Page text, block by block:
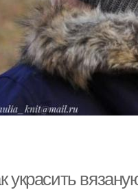
украсить